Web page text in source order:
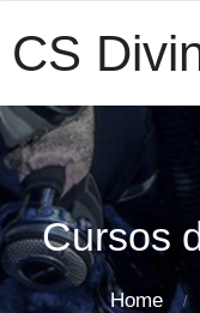
CS
Cursos
Home